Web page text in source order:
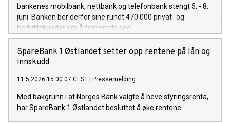
bankenes mobilbank, nettbank og telefonbank stengt 5. - 8.
juni. Banken ber derfor sine rundt 470 000 privat- og
bedriftskunder om å forberede seg.
SpareBank 1 Østlandet setter opp rentene på lån og
innskudd
11.5.2026 15:00:07 CEST | Pressemelding
Med bakgrunn i at Norges Bank valgte å heve styringsrenta,
har SpareBank 1 Østlandet besluttet å øke rentene.